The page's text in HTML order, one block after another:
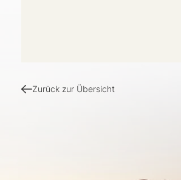
Zurück zur Übersicht